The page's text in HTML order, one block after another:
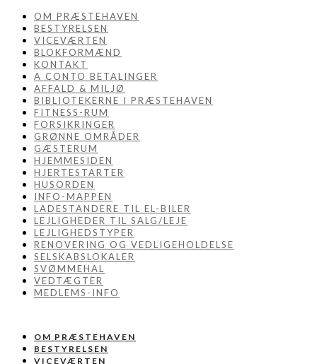
OM PRÆSTEHAVEN
BESTYRELSEN
VICEVÆRTEN
BLOKFORMÆND
KONTAKT
A CONTO BETALINGER
AFFALD & MILJØ
BIBLIOTEKERNE I PRÆSTEHAVEN
FITNESS-RUM
FORSIKRINGER
GRØNNE OMRÅDER
GÆSTERUM
HJEMMESIDEN
HJERTESTARTER
HUSORDEN
INFO-MAPPEN
LADESTANDERE TIL EL-BILER
LEJLIGHEDER TIL SALG/LEJE
LEJLIGHEDSTYPER
RENOVERING OG VEDLIGEHOLDELSE
SELSKABSLOKALER
SVØMMEHAL
VEDTÆGTER
MEDLEMS-INFO
OM PRÆSTEHAVEN
BESTYRELSEN
VICEVÆRTEN